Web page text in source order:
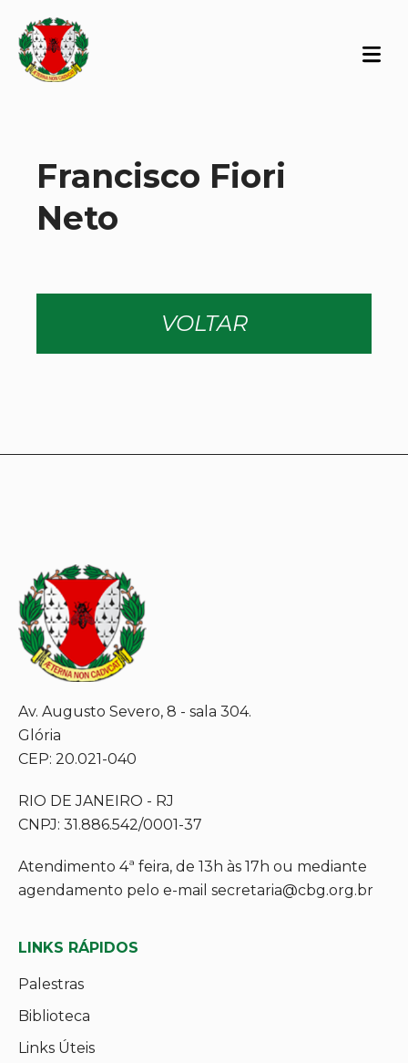
Francisco Fiori
Neto
VOLTAR
Av. Augusto Severo, 8 - sala 304.
Glória
CEP: 20.021-040
RIO DE JANEIRO - RJ
CNPJ: 31.886.542/0001-37
Atendimento 4ª feira, de 13h às 17h ou mediante
agendamento pelo e-mail secretaria@cbg.org.br
LINKS RÁPIDOS
Palestras
Biblioteca
Links Úteis